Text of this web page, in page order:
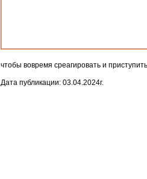
чтобы вовремя среагировать и
Дата публикации: 03.04.2024г.